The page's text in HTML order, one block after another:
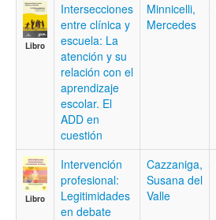
Libro
Intersecciones
entre clínica y
escuela: La
atención y su
relación con el
aprendizaje
escolar. El
ADD en
cuestión
Minnicelli,
Mercedes
Libro
Intervención
profesional:
Legitimidades
en debate
Cazzaniga,
Susana del
Valle